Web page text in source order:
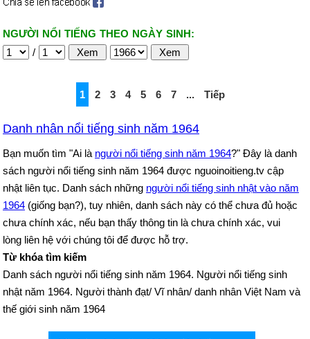
NGƯỜI NỔI TIẾNG THEO NGÀY SINH:
/
1 2 3 4 5 6 7 ... Tiếp
Danh nhân nổi tiếng sinh năm 1964
Bạn muốn tìm "Ai là người nổi tiếng sinh năm 1964?" Đây là danh
sách người nổi tiếng sinh năm 1964 được nguoinoitieng.tv cập
nhật liên tục. Danh sách những người nổi tiếng sinh nhật vào năm
1964 (giống bạn?), tuy nhiên, danh sách này có thể chưa đủ hoặc
chưa chính xác, nếu bạn thấy thông tin là chưa chính xác, vui
lòng liên hệ với chúng tôi để được hỗ trợ.
Từ khóa tìm kiếm
Danh sách người nổi tiếng sinh năm 1964. Người nổi tiếng sinh
nhật năm 1964. Người thành đạt/ Vĩ nhân/ danh nhân Việt Nam và
thế giới sinh năm 1964